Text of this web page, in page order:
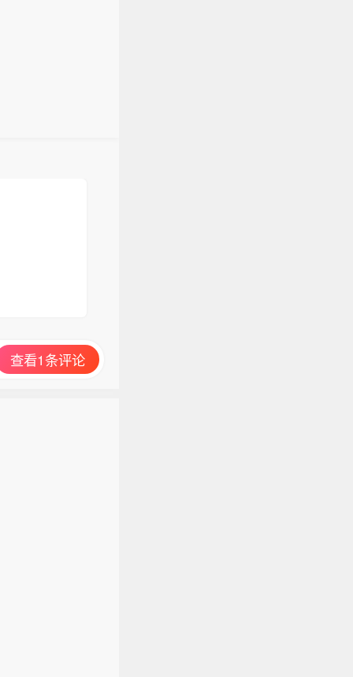
查看1条评论